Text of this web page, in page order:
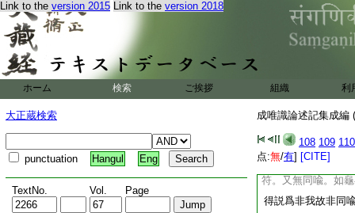
Link to the version 2015 Link to the version 2018
ホーム 検索 ご挨拶 組織 利
大正蔵検索
punctuation Hangul Eng
TextNo. Vol. Page
成唯識論述記集成編
108 109 110
点:無/有] [CITE]
故。又此論但破一
乃通破一切故。又
假有無爲。又論總
二紙
左
若破俱句
云。若破俱句。他
過。又無同喩。此
得説爲我非我俱句
説眞如之體非亦有
若破他云應不可説
符。又無同喩。如
得説爲非我故非同